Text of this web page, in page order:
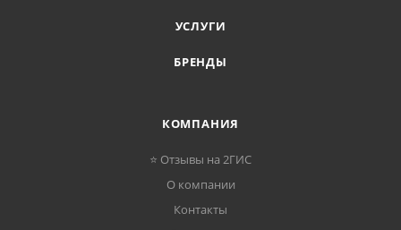
УСЛУГИ
БРЕНДЫ
КОМПАНИЯ
⭐ Отзывы на 2ГИС
О компании
Контакты